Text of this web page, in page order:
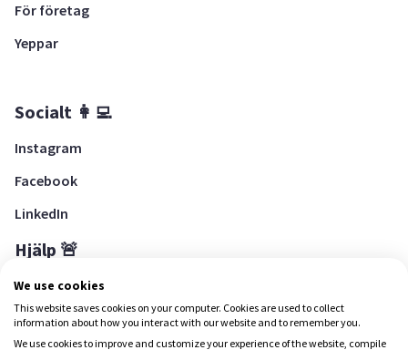
För företag
Yeppar
Socialt 👩‍💻
Instagram
Facebook
LinkedIn
Hjälp 🚨
Hjälpcenter
We use cookies
This website saves cookies on your computer. Cookies are used to collect
information about how you interact with our website and to remember you.
We use cookies to improve and customize your experience of the website, compile